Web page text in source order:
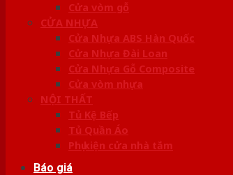
Cửa vòm gỗ
CỬA NHỰA
Cửa Nhựa ABS Hàn Quốc
Cửa Nhựa Đài Loan
Cửa Nhựa Gỗ Composite
Cửa vòm nhựa
NỘI THẤT
Tủ Kệ Bếp
Tủ Quần Áo
Phụ kiện cửa nhà tắm
Báo giá